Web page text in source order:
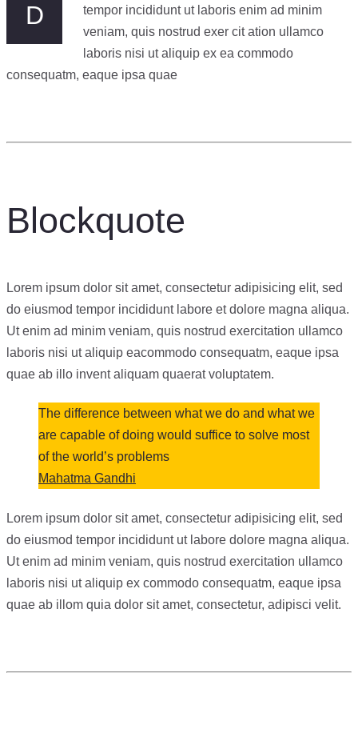
D
tempor incididunt ut laboris enim ad minim
veniam, quis nostrud exer cit ation ullamco
laboris nisi ut aliquip ex ea commodo
consequatm, eaque ipsa quae
Blockquote
Lorem ipsum dolor sit amet, consectetur adipisicing elit, sed
do eiusmod tempor incididunt labore et dolore magna aliqua.
Ut enim ad minim veniam, quis nostrud exercitation ullamco
laboris nisi ut aliquip eacommodo consequatm, eaque ipsa
quae ab illo invent aliquam quaerat voluptatem.
The difference between what we do and what we
are capable of doing would suffice to solve most
of the world’s problems
Mahatma Gandhi
Lorem ipsum dolor sit amet, consectetur adipisicing elit, sed
do eiusmod tempor incididunt ut labore dolore magna aliqua.
Ut enim ad minim veniam, quis nostrud exercitation ullamco
laboris nisi ut aliquip ex commodo consequatm, eaque ipsa
quae ab illom quia dolor sit amet, consectetur, adipisci velit.